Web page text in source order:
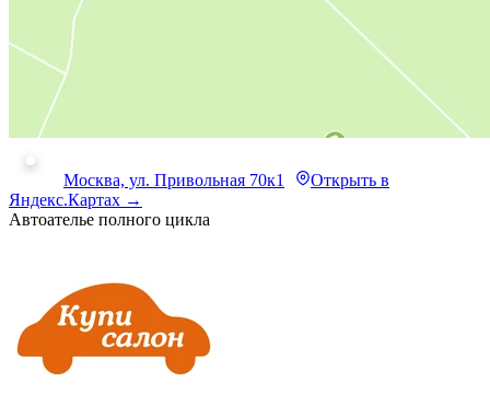
Москва, ул. Привольная 70к1
Открыть в
Яндекс.Картах →
Автоателье полного цикла